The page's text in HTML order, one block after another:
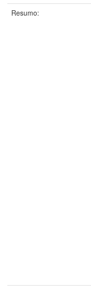
Resumo: